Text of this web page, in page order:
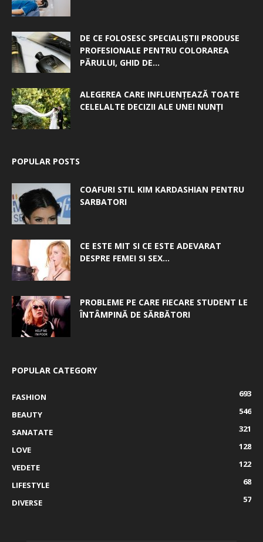
DE CE FOLOSESC SPECIALIȘTII PRODUSE
PROFESIONALE PENTRU COLORAREA
PĂRULUI, GHID DE...
ALEGEREA CARE INFLUENȚEAZĂ TOATE
CELELALTE DECIZII ALE UNEI NUNȚI
POPULAR POSTS
COAFURI STIL KIM KARDASHIAN PENTRU
SARBATORI
CE ESTE MIT SI CE ESTE ADEVARAT
DESPRE FEMEI SI SEX...
PROBLEME PE CARE FIECARE STUDENT LE
ÎNTÂMPINĂ DE SĂRBĂTORI
POPULAR CATEGORY
FASHION
693
BEAUTY
546
SANATATE
321
LOVE
128
VEDETE
122
LIFESTYLE
68
DIVERSE
57